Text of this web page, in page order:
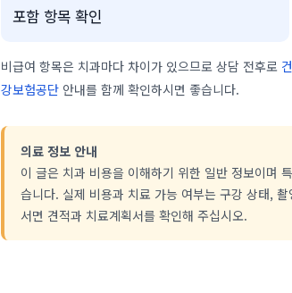
포함 항목 확인
비급여 항목은 치과마다 차이가 있으므로 상담 전후로
강보험공단 안내를 함께 확인하시면 좋습니다.
의료 정보 안내
이 글은 치과 비용을 이해하기 위한 일반 정보이며
습니다. 실제 비용과 치료 가능 여부는 구강 상태,
서면 견적과 치료계획서를 확인해 주십시오.